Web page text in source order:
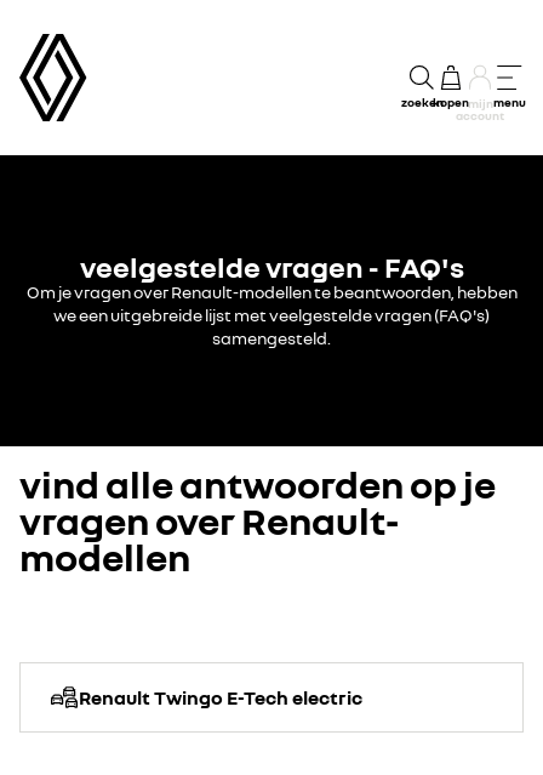
zoekenkopenmijn
account
menu
veelgestelde vragen - FAQ's
Om je vragen over Renault-modellen te beantwoorden, hebben
we een uitgebreide lijst met veelgestelde vragen (FAQ's)
samengesteld.
vind alle antwoorden op je
vragen over Renault-
modellen
Renault Twingo E-Tech electric